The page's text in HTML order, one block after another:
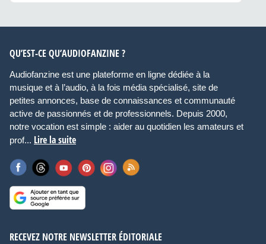
QU’EST-CE QU’AUDIOFANZINE ?
Audiofanzine est une plateforme en ligne dédiée à la
musique et à l’audio, à la fois média spécialisé, site de
petites annonces, base de connaissances et communauté
active de passionnés et de professionnels. Depuis 2000,
notre vocation est simple : aider au quotidien les amateurs et
prof... Lire la suite
RECEVEZ NOTRE NEWSLETTER ÉDITORIALE